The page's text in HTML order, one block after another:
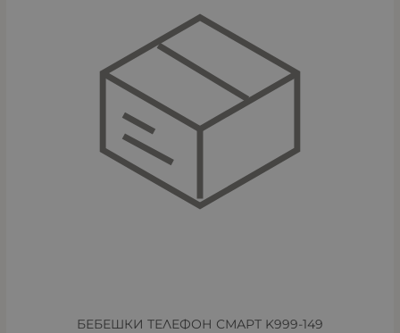
БЕБЕШКИ ТЕЛЕФОН СМАРТ K999-149